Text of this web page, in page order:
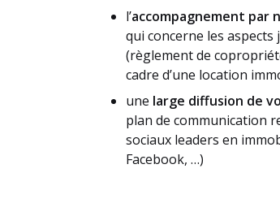
l’accompagnement par
qui concerne les
(règlement de
cadre d’une location
une large diffusion de
plan de communication
sociaux leaders en
Facebook, …)